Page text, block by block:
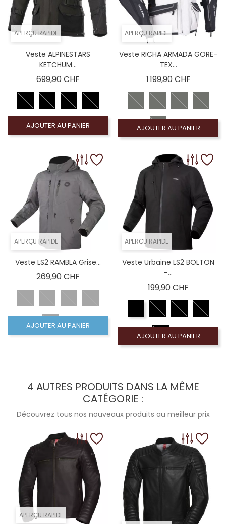
APERÇU RAPIDE
Veste ALPINESTARS
KETCHUM...
699,90 CHFPrix
AJOUTER AU PANIER
APERÇU RAPIDE
Veste RICHA ARMADA GORE-
TEX...
1 199,90 CHFPrix
AJOUTER AU PANIER
APERÇU RAPIDE
Veste LS2 RAMBLA Grise...
269,90 CHFPrix
AJOUTER AU PANIER
APERÇU RAPIDE
Veste Urbaine LS2 BOLTON
-...
199,90 CHF
AJOUTER AU PANIER
4 AUTRES PRODUITS DANS LA MÊME
CATÉGORIE :
Découvrez tous nos nouveaux produits au meilleur prix
APERÇU RAPIDE